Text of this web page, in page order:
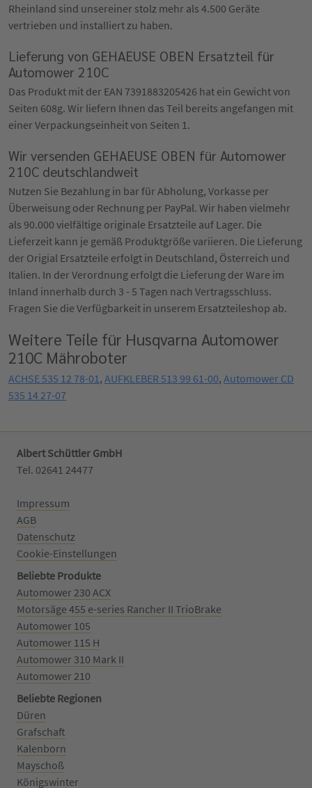
Rheinland sind unsereiner stolz mehr als 4.500 Geräte
vertrieben und installiert zu haben.
Lieferung von GEHAEUSE OBEN Ersatzteil für
Automower 210C
Das Produkt mit der EAN 7391883205426 hat ein Gewicht von
Seiten 608g. Wir liefern Ihnen das Teil bereits angefangen mit
einer Verpackungseinheit von Seiten 1.
Wir versenden GEHAEUSE OBEN für Automower
210C deutschlandweit
Nutzen Sie Bezahlung in bar für Abholung, Vorkasse per
Überweisung oder Rechnung per PayPal. Wir haben vielmehr
als 90.000 vielfältige originale Ersatzteile auf Lager. Die
Lieferzeit kann je gemäß Produktgröße variieren. Die Lieferung
der Origial Ersatzteile erfolgt in Deutschland, Österreich und
Italien. In der Verordnung erfolgt die Lieferung der Ware im
Inland innerhalb durch 3 - 5 Tagen nach Vertragsschluss.
Fragen Sie die Verfügbarkeit in unserem Ersatzteileshop ab.
Weitere Teile für Husqvarna Automower
210C Mähroboter
ACHSE 535 12 78-01 , AUFKLEBER 513 99 61-00, Automower CD
535 14 27-07
Albert Schüttler GmbH
Tel. 02641 24477‬
Impressum
AGB
Datenschutz
Cookie-Einstellungen
Beliebte Produkte
Automower 230 ACX
Motorsäge 455 e-series Rancher II TrioBrake
Automower 105
Automower 115 H
Automower 310 Mark II
Automower 210
Beliebte Regionen
Düren
Grafschaft
Kalenborn
Mayschoß
Königswinter